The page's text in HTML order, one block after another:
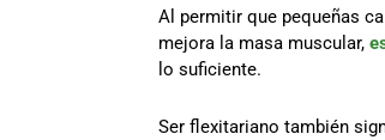
Al permitir que pequeñas
mejora la masa muscular,
lo suficiente.
Ser flexitariano también